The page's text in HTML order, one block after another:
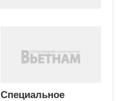
Специальное